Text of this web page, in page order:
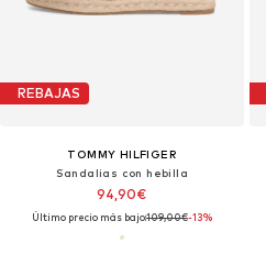
REBAJAS
TOMMY HILFIGER
Sandalias con hebilla
94,90€
Último precio más bajo:109,00€-13%